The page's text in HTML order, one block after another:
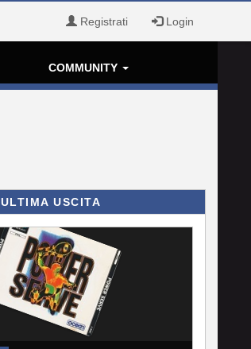
Registrati Login
COMMUNITY
ULTIMA USCITA